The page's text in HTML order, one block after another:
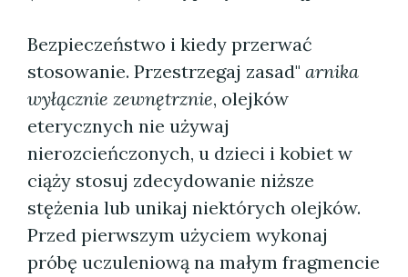
Bezpieczeństwo i kiedy przerwać
stosowanie. Przestrzegaj zasad" arnika
wyłącznie zewnętrznie, olejków
eterycznych nie używaj
nierozcieńczonych, u dzieci i kobiet w
ciąży stosuj zdecydowanie niższe
stężenia lub unikaj niektórych olejków.
Przed pierwszym użyciem wykonaj
próbę uczuleniową na małym fragmencie